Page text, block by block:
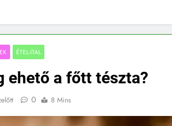
ÉTEL-ITAL
ehető a főtt tészta?
0 8 Mins